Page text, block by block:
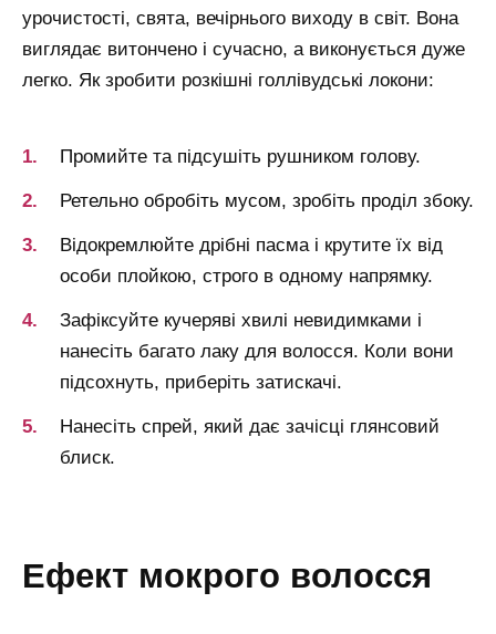
урочистості, свята, вечірнього виходу в світ. Вона
виглядає витончено і сучасно, а виконується дуже
легко. Як зробити розкішні голлівудські локони:
Промийте та підсушіть рушником голову.
Ретельно обробіть мусом, зробіть проділ збоку.
Відокремлюйте дрібні пасма і крутите їх від
особи плойкою, строго в одному напрямку.
Зафіксуйте кучеряві хвилі невидимками і
нанесіть багато лаку для волосся. Коли вони
підсохнуть, приберіть затискачі.
Нанесіть спрей, який дає зачісці глянсовий
блиск.
ефект мокрого волосся